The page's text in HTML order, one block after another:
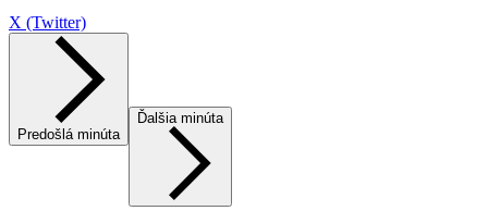
X (Twitter)
Predošlá minúta
Ďalšia minúta